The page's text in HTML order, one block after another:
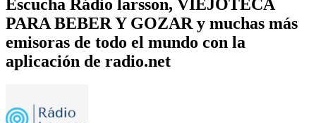
Escucha Rádio larsson, VIEJOTECA
PARA BEBER Y GOZAR y muchas más
emisoras de todo el mundo con la
aplicación de radio.net